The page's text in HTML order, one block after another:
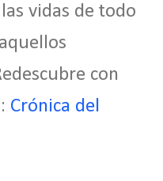
vidas de todo
con
Crónica del